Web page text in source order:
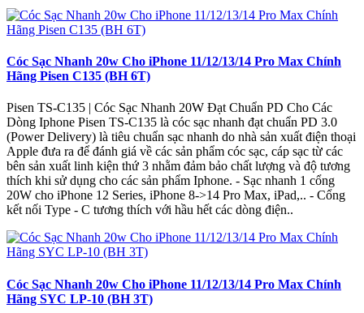
Cóc Sạc Nhanh 20w Cho iPhone 11/12/13/14 Pro Max Chính
Hãng Pisen C135 (BH 6T)
Pisen TS-C135 | Cóc Sạc Nhanh 20W Đạt Chuẩn PD Cho Các
Dòng Iphone Pisen TS-C135 là cóc sạc nhanh đạt chuẩn PD 3.0
(Power Delivery) là tiêu chuẩn sạc nhanh do nhà sản xuất điện thoại
Apple đưa ra để đánh giá về các sản phẩm cóc sạc, cáp sạc từ các
bên sản xuất linh kiện thứ 3 nhằm đảm bảo chất lượng và độ tương
thích khi sử dụng cho các sản phẩm Iphone. - Sạc nhanh 1 cổng
20W cho iPhone 12 Series, iPhone 8->14 Pro Max, iPad,.. - Cổng
kết nối Type - C tương thích với hầu hết các dòng điện..
Cóc Sạc Nhanh 20w Cho iPhone 11/12/13/14 Pro Max Chính
Hãng SYC LP-10 (BH 3T)